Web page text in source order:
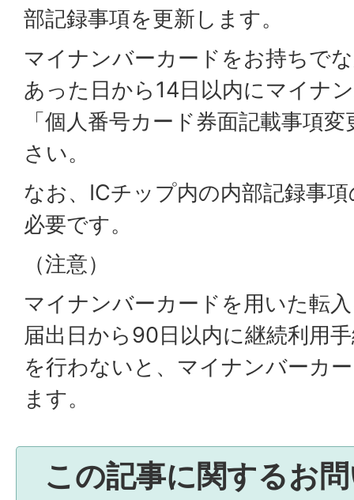
部記録事項を更新します。
マイナンバーカードをお持ちで
あった日から14日以内にマイナ
「個人番号カード券面記載事項
さい。
なお、ICチップ内の内部記録事
必要です。
（注意）
マイナンバーカードを用いた転
届出日から90日以内に継続利用
を行わないと、マイナンバーカ
ます。
この記事に関するお